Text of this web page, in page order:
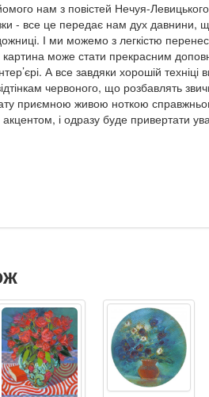
нам з повістей Нечуя-
- все це передає нам дух давнини,
І ми можемо з легкістю
може стати прекрасним
А все завдяки хорошій техніці
червоного, що розбавлять
приємною живою ноткою
і одразу буде привертати